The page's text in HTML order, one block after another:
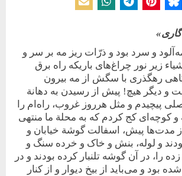
و سرد بود و ذرّات ریز مه بر سر و
زیر نور چراغ‌های باریکه راه برق
رهگذری با سگش از مه بیرون
دیگر هیچ! پیش از رسیدن به دهانة
پیچیدم و مثل هر‌روز غروب، راه‌ام را
و کوچه‌ای کج کردم که به محلة ما منتهی
مدت‌ها پیش، اسفالت گوشة خیابان و
بودند و لوله، بنش و خاک و خرده سنگ و
را، در ‌آن گوشه تلنبار کرده بودند و در
بود و می‌باید از بیخ دیوار و از کنار